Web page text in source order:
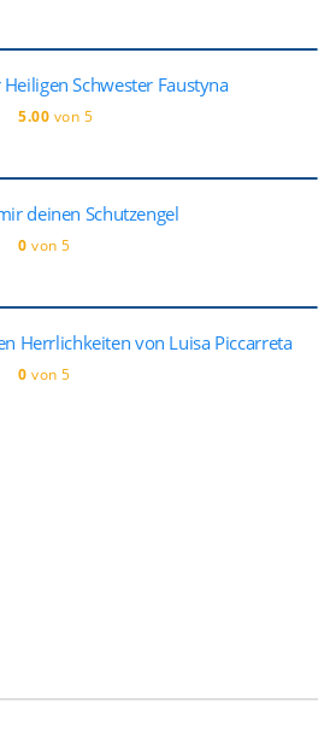
Schwester Faustyna
5.00 von 5
deinen Schutzengel
0 von 5
Herrlichkeiten von Luisa Piccarreta
0 von 5